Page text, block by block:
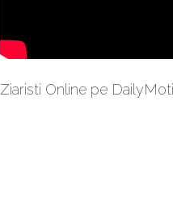
Ziaristi Online pe